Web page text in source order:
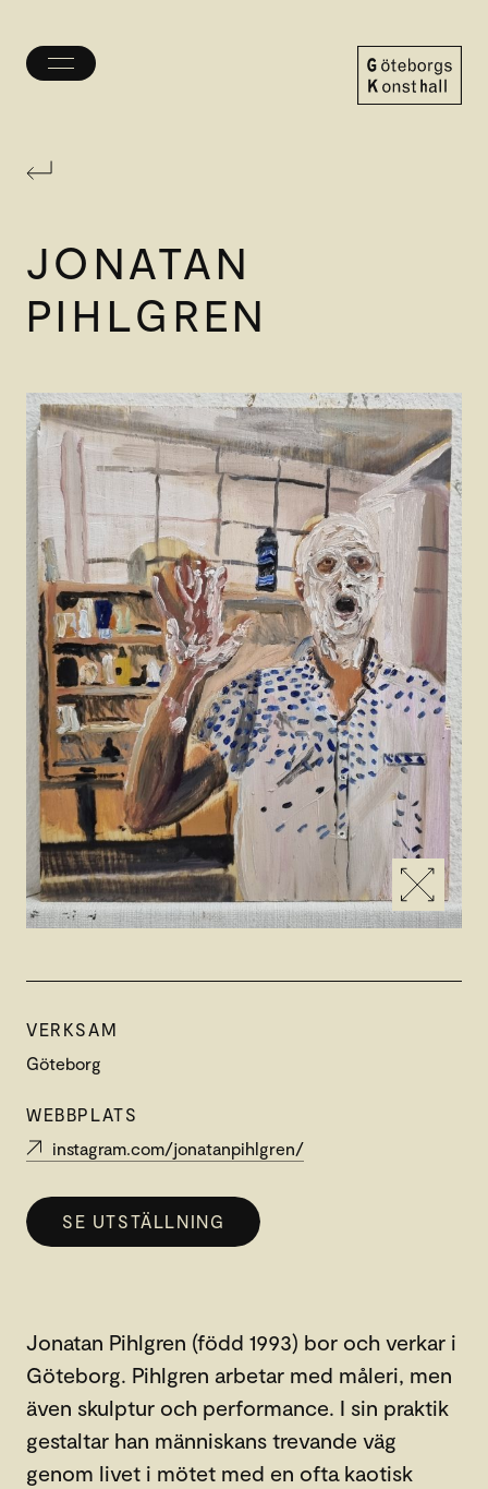
Öppna/stäng
JONATAN
PIHLGREN
VERKSAM
Göteborg
WEBBPLATS
instagram.com/jonatanpihlgren/
SE UTSTÄLLNING
Jonatan Pihlgren (född 1993) bor och verkar i
Göteborg. Pihlgren arbetar med måleri, men
även skulptur och performance. I sin praktik
gestaltar han människans trevande väg
genom livet i mötet med en ofta kaotisk